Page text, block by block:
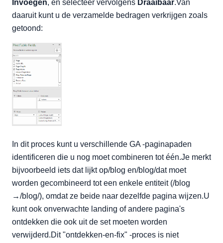
Invoegen, en selecteer vervolgens Draaibaar.Van
daaruit kunt u de verzamelde bedragen verkrijgen zoals
getoond:
In dit proces kunt u verschillende GA -paginapaden
identificeren die u nog moet combineren tot één.Je merkt
bijvoorbeeld iets dat lijkt op/blog en/blog/dat moet
worden gecombineerd tot een enkele entiteit (/blog
→/blog/), omdat ze beide naar dezelfde pagina wijzen.U
kunt ook onverwachte landing of andere pagina's
ontdekken die ook uit de set moeten worden
verwijderd.Dit "ontdekken-en-fix" -proces is niet